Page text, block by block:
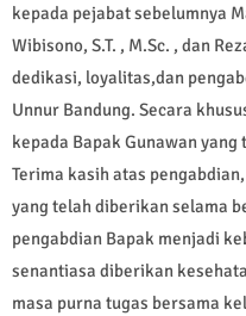
kepada pejabat sebelumnya
Wibisono, S.T. , M.Sc. , dan
dedikasi, loyalitas,dan
Unnur Bandung. Secara
kepada Bapak Gunawan
Terima kasih atas
yang telah diberikan selama
pengabdian Bapak menjadi
senantiasa diberikan
masa purna tugas bersama